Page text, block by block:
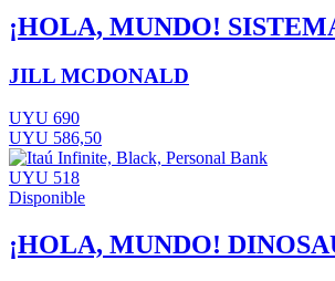
¡HOLA, MUNDO!
JILL MCDONALD
UYU 690
UYU 586,50
UYU 518
Disponible
¡HOLA, MUNDO!